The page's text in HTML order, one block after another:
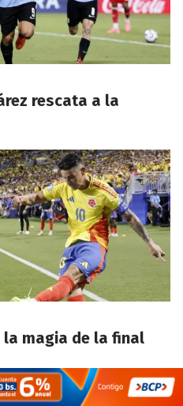
rescata a la
la magia de la final